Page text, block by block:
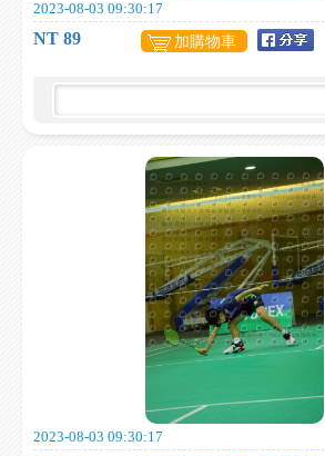
2023-08-03 09:30:17
NT 89 加購物車
2023-08-03 09:30:17